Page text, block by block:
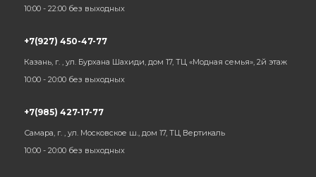
10:00 - 22:00 без выходных
+7(927) 450-47-77
Казань, г. , ул. Бурхана Шахиди, дом 17, ТЦ «Модная семья», 2й этаж
10:00 - 20:00 без выходных
+7(985) 427-17-77
Самара, г. , ул. Московское ш., дом 17, ТЦ Вертикаль
10:00 - 20:00 без выходных